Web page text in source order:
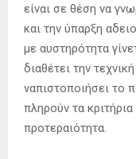
είναι σε θέση να
και την ύπαρξη
με αυστηρότητα
διαθέτει την
ναπιστοποιήσει το
πληρούν τα
προτεραιότητα.